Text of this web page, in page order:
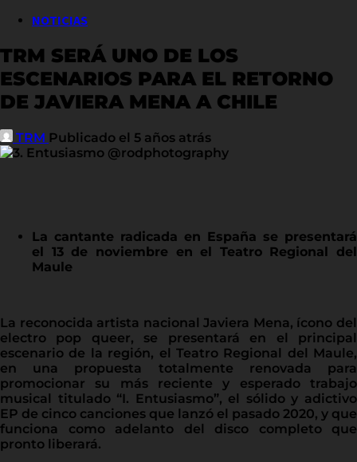
NOTICIAS
TRM SERÁ UNO DE LOS
ESCENARIOS PARA EL RETORNO
DE JAVIERA MENA A CHILE
TRM Publicado el 5 años atrás
La cantante radicada en España se presentará
el 13 de noviembre en el Teatro Regional del
Maule
La reconocida artista nacional Javiera Mena, ícono del
electro pop queer, se presentará en el principal
escenario de la región, el Teatro Regional del Maule,
en una propuesta totalmente renovada para
promocionar su más reciente y esperado trabajo
musical titulado “I. Entusiasmo”, el sólido y adictivo
EP de cinco canciones que lanzó el pasado 2020, y que
funciona como adelanto del disco completo que
pronto liberará.